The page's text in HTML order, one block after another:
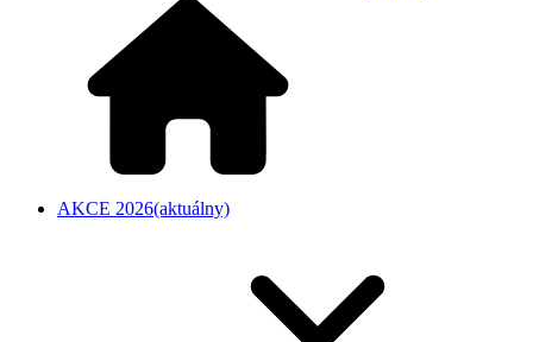
AKCE 2026(aktuálny)